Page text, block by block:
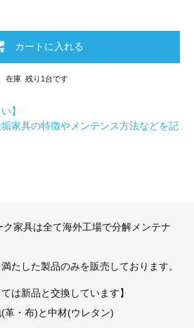
カートに入れる
在庫 残り1台です
】
家具の特徴やメンテンス方法などを記
家具は全て海外工場で分解メンテナ
たした製品のみを販売しております。
は新品と交換しています】
革・布)と中材(ウレタン)